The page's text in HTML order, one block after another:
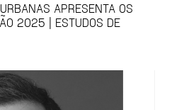
APRESENTA OS
2025 | ESTUDOS DE